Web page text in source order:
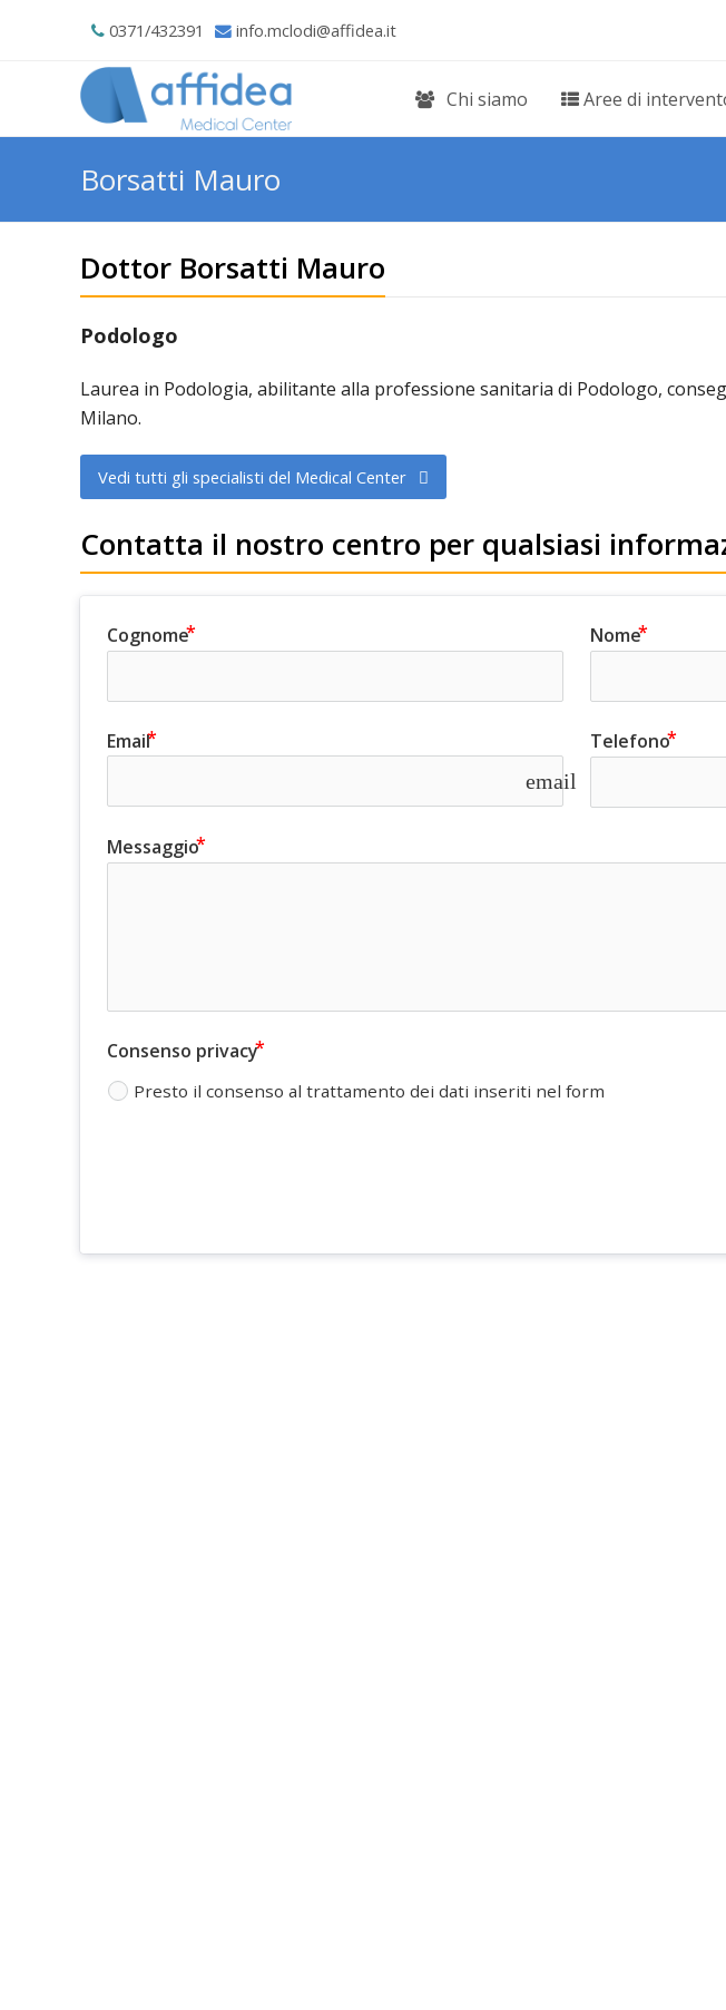
0371/432391 info.mclodi@affidea.it
Chi siamo Aree di
Borsatti Mauro
Dottor Borsatti Mauro
Podologo
Laurea in Podologia, abilitante alla professione sanitaria di Podologo,
Milano.
Vedi tutti gli specialisti del Medical Center
Contatta il nostro centro per qualsiasi
Cognome Nome
Email
email
Telefono
Messaggio
Consenso privacy
Presto il consenso al trattamento dei dati inseriti nel form